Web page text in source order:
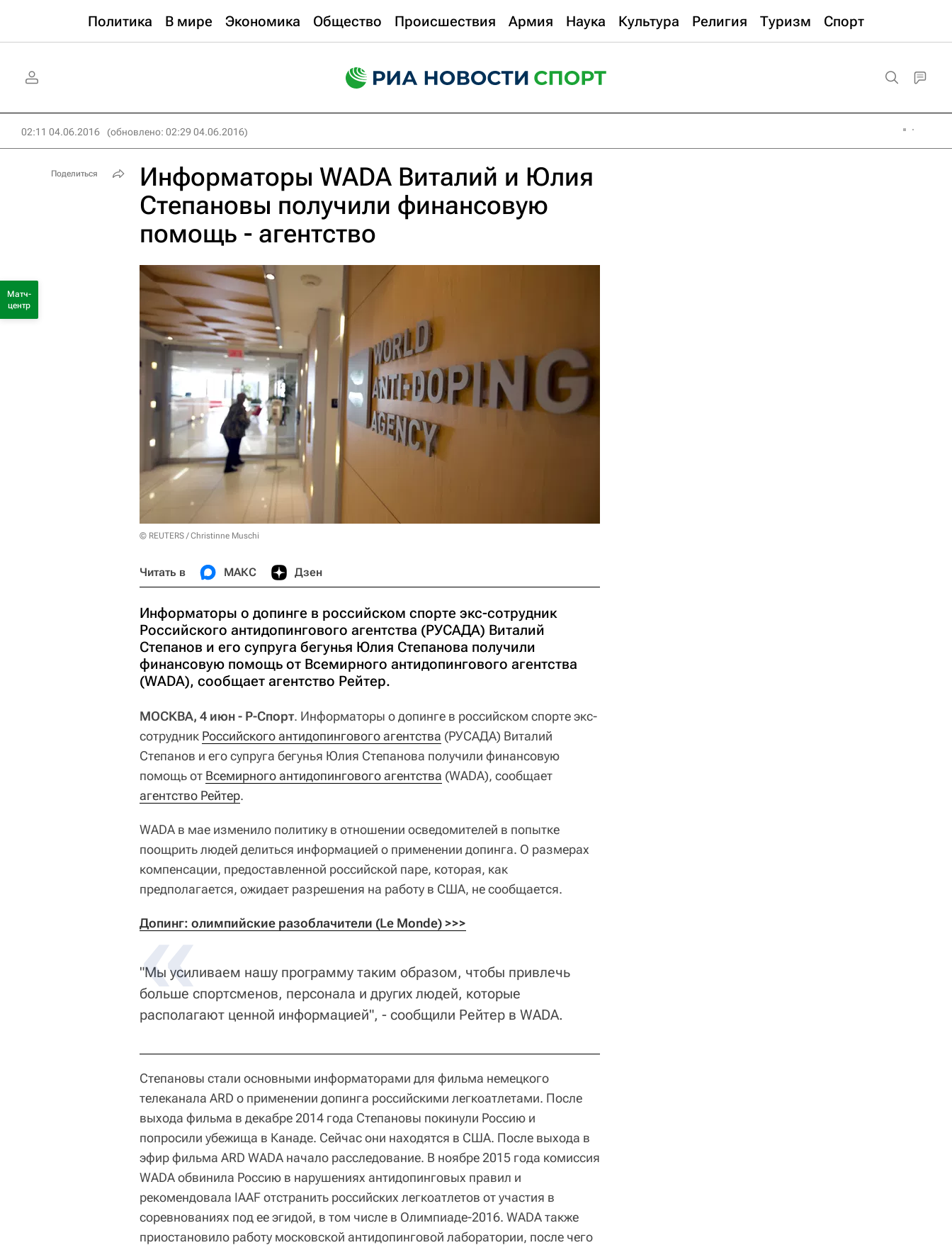
Политика В мире Экономика Общество Происшествия Армия Наука Культура Религия Туризм Спорт
02:11 04.06.2016 (обновлено: 02:29 04.06.2016)
Информаторы WADA Виталий и Юлия
Степановы получили финансовую
помощь - агентство
© REUTERS / Christinne Muschi
Читать в МАКС Дзен
Информаторы о допинге в российском спорте экс-сотрудник
Российского антидопингового агентства (РУСАДА) Виталий
Степанов и его супруга бегунья Юлия Степанова получили
финансовую помощь от Всемирного антидопингового агентства
(WADA), сообщает агентство Рейтер.
МОСКВА, 4 июн - Р-Спорт. Информаторы о допинге в российском спорте экс-
сотрудник Российского антидопингового агентства (РУСАДА) Виталий
Степанов и его супруга бегунья Юлия Степанова получили финансовую
помощь от Всемирного антидопингового агентства (WADA), сообщает
агентство Рейтер.
WADA в мае изменило политику в отношении осведомителей в попытке
поощрить людей делиться информацией о применении допинга. О размерах
компенсации, предоставленной российской паре, которая, как
предполагается, ожидает разрешения на работу в США, не сообщается.
Допинг: олимпийские разоблачители (Le Monde) >>>
"Мы усиливаем нашу программу таким образом, чтобы привлечь
больше спортсменов, персонала и других людей, которые
располагают ценной информацией", - сообщили Рейтер в WADA.
Степановы стали основными информаторами для фильма немецкого
телеканала ARD о применении допинга российскими легкоатлетами. После
выхода фильма в декабре 2014 года Степановы покинули Россию и
попросили убежища в Канаде. Сейчас они находятся в США. После выхода в
эфир фильма ARD WADA начало расследование. В ноябре 2015 года комиссия
WADA обвинила Россию в нарушениях антидопинговых правил и
рекомендовала IAAF отстранить российских легкоатлетов от участия в
соревнованиях под ее эгидой, в том числе в Олимпиаде-2016. WADA также
приостановило работу московской антидопинговой лаборатории, после чего
Поделиться
Матч-
центр